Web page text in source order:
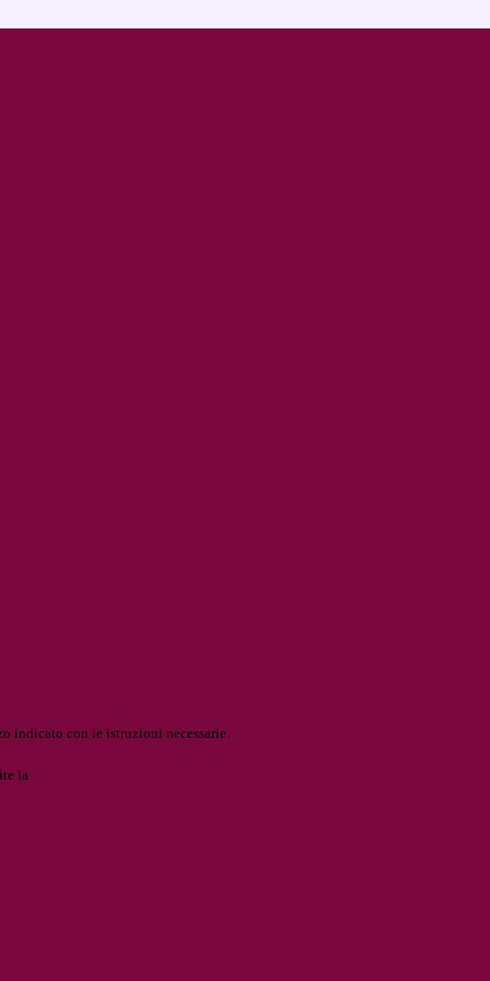
indicato con le istruzioni necessarie.
la